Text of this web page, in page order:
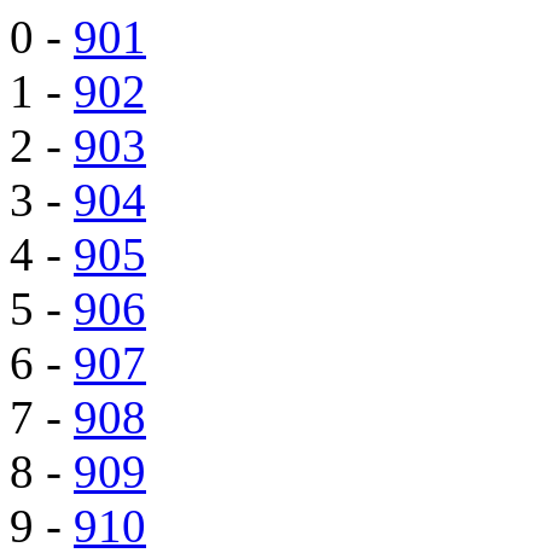
0 - 901
1 - 902
2 - 903
3 - 904
4 - 905
5 - 906
6 - 907
7 - 908
8 - 909
9 - 910